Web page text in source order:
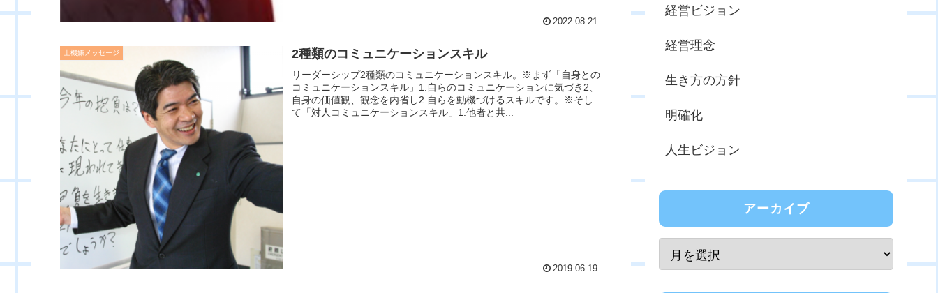
2022.08.21
上機嫌メッセージ 2種類のコミュニケーションスキル
リーダーシップ2種類のコミュニケーションスキル。※まず「自身との
コミュニケーションスキル」1.自らのコミュニケーションに気づき2、
自身の価値観、観念を内省し2.自らを動機づけるスキルです。※そし
て「対人コミュニケーションスキル」1.他者と共...
2019.06.19
経営ビジョン
経営理念
生き方の方針
明確化
人生ビジョン
アーカイブ